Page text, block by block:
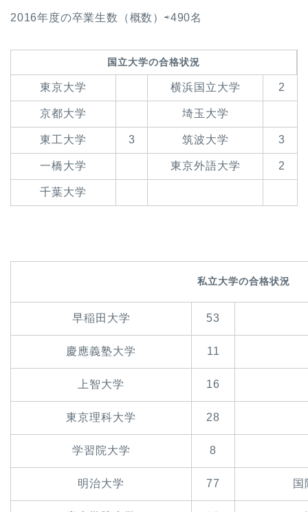
2016年度の卒業生数（概数）⇨490名
国立大学の合格状況
東京大学 横浜国立大学 2
京都大学 埼玉大学
東工大学 3 筑波大学 3
一橋大学 東京外語大学 2
千葉大学
私立大学の合格状況
早稲田大学 53
慶應義塾大学 11
上智大学 16
東京理科大学 28
学習院大学 8
明治大学 77